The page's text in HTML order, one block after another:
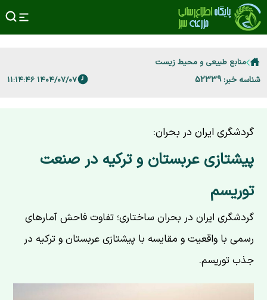
منابع طبیعی و محیط زیست
شناسه خبر: 52339 ۱۴۰۴/۰۷/۰۷ ۱۱:۱۴:۴۶
گردشگری ایران در بحران:
پیشتازی عربستان و ترکیه در صنعت
توریسم
گردشگری ایران در بحران ساختاری؛ تفاوت فاحش آمارهای
رسمی با واقعیت و مقایسه با پیشتازی عربستان و ترکیه در
جذب توریسم.